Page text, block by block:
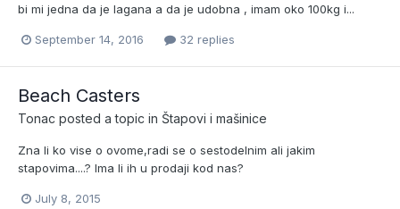
bi mi jedna da je lagana a da je udobna , imam oko 100kg i...
September 14, 2016 32 replies
Beach Casters
Tonac posted a topic in Štapovi i mašinice
Zna li ko vise o ovome,radi se o sestodelnim ali jakim
stapovima....? Ima li ih u prodaji kod nas?
July 8, 2015